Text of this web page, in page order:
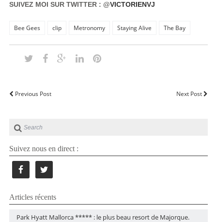
SUIVEZ MOI SUR TWITTER : @VICTORIENVJ
Bee Gees clip Metronomy Staying Alive The Bay
Previous Post Next Post
Suivez nous en direct :
Articles récents
Park Hyatt Mallorca ***** : le plus beau resort de Majorque.